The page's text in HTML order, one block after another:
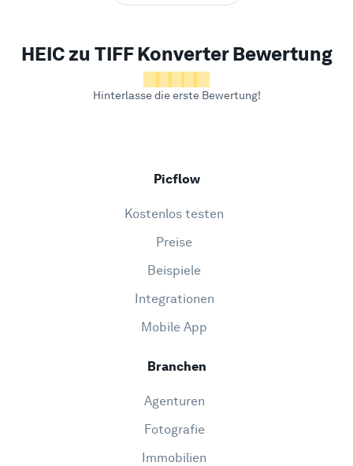
HEIC zu TIFF Konverter Bewertung
Hinterlasse die erste Bewertung!
Picflow
Kostenlos testen
Preise
Beispiele
Integrationen
Mobile App
Branchen
Agenturen
Fotografie
Immobilien